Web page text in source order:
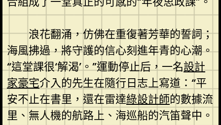
浪花翻涌，仿佛在重復著芳華的誓詞；
海風拂過，將守護的信心刻進年青的心潮。
“這堂課很‘解渴’。”運動停止后，一名設計
家豪宅介入的先生在隨行日志上寫道：“平
安不止在書里，還在雷達綠設計師的數據流
里、無人機的航路上、海巡船的汽笛聲中。